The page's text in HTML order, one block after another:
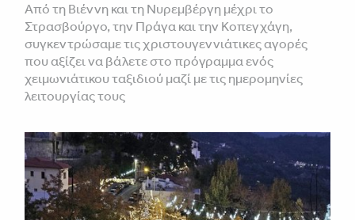
Από τη Βιέννη και τη Νυρεμβέργη μέχρι το
Στρασβούργο, την Πράγα και την Κοπεγχάγη,
συγκεντρώσαμε τις χριστουγεννιάτικες αγορές
που αξίζει να βάλετε στο πρόγραμμα ενός
χειμωνιάτικου ταξιδιού μαζί με τις ημερομηνίες
λειτουργίας τους